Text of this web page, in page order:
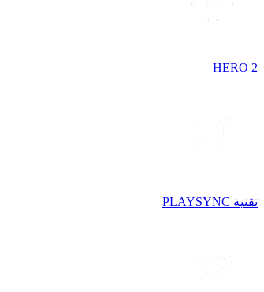
HERO 2
تقنية PLAYSYNC